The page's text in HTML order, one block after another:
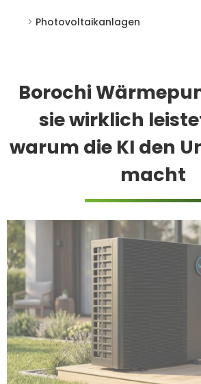
Photovoltaikanlagen
Borochi
sie wirklich
warum die KI den
macht